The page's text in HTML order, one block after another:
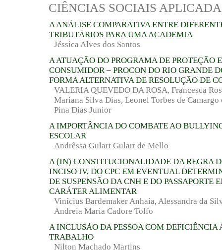
CIÊNCIAS SOCIAIS
A ANÁLISE COMPARATIVA ENTRE
TRIBUTÁRIOS PARA UMA ACADEMIA
Jéssica Alves dos Santos
A ATUAÇÃO DO PROGRAMA DE PROTEÇÃO
CONSUMIDOR – PROCON DO RIO GRANDE
FORMA ALTERNATIVA DE RESOLUÇÃO DE
VALERIA QUEVEDO DA ROSA, Francesca
Mariana Silva Dias, Leonel Torbes de
Pina Dias Junior
A IMPORTÂNCIA DO COMBATE AO
ESCOLAR
Andrêssa Gulart Gulart de Mello
A (IN) CONSTITUCIONALIDADE DA REGRA
INCISO IV, DO CPC EM EVENTUAL
DE SUSPENSÃO DA CNH E DO PASSAPORTE
CARÁTER ALIMENTAR
Vinícius Bardemaker Anhaia, Alessandra da
Andreia Maria Cadore Tolfo
A INCLUSÃO DA PESSOA COM DEFICIÊNCIA
TRABALHO
Nilton Machado Martins